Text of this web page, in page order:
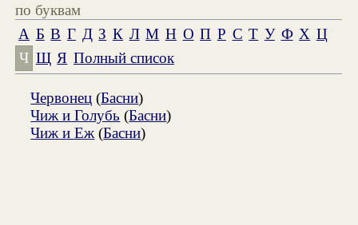
по буквам
А Б В Г Д З К Л М Н О П Р С Т У Ф Х Ц
Ч Щ Я Полный список
Червонец (Басни)
Чиж и Голубь (Басни)
Чиж и Еж (Басни)